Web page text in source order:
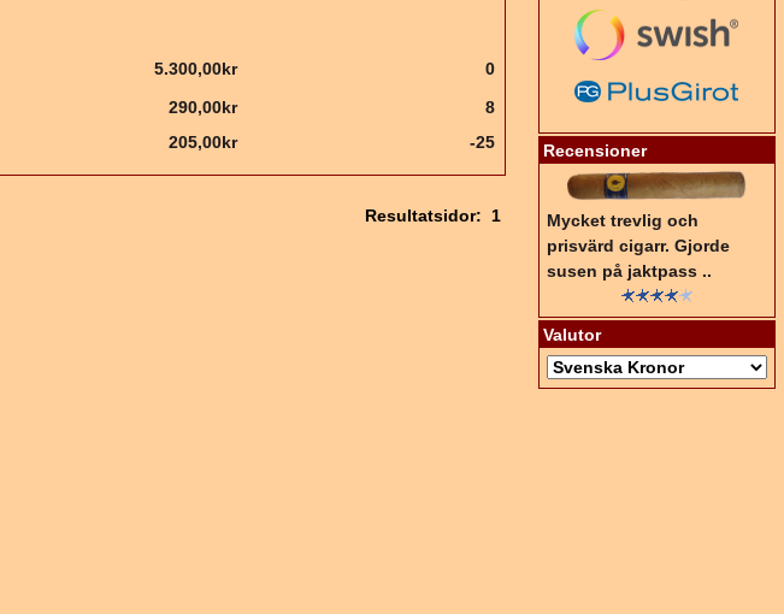
5.300,00kr
0
290,00kr
8
205,00kr -25
Resultatsidor:1
Recensioner
Mycket trevlig och
prisvärd cigarr. Gjorde
susen på jaktpass ..
Valutor